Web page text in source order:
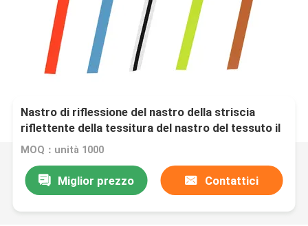
Nastro di riflessione del nastro della striscia
riflettente della tessitura del nastro del tessuto il
retro per cuce sull'indumento della borsa
MOQ：unità 1000
Miglior prezzo Contattici